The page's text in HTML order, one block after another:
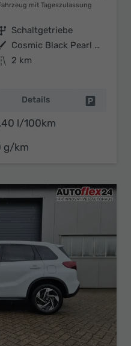
mit Tageszulassung
Getriebe Schaltgetriebe
Außenfarbe
Cosmic Black Pearl Metallic
Kilometerstand
2 km
Details
l/100km
g/km